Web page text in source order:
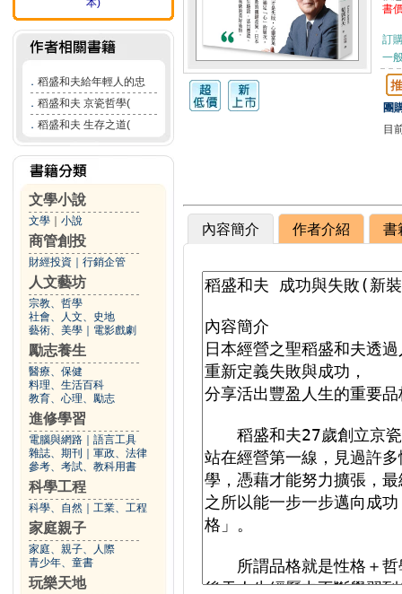
本)
． 稻盛和夫給年輕人的忠
． 稻盛和夫 京瓷哲學(
． 稻盛和夫 生存之道(
文學小說
文學 小說
商管創投
財經投資 行銷企管
人文藝坊
宗教、哲學
社會、人文、史地
藝術、美學
電影戲劇
勵志養生
醫療、保健
料理、生活百科
教育、心理、勵志
進修學習
電腦與網路
語言工具
雜誌、期刊
軍政、法律
參考、考試、教科用書
科學工程
科學、自然 工業、工程
家庭親子
家庭、親子、人際
青少年、童書
玩樂天地
書
訂
一
團
目
內容簡介 作者介紹 書